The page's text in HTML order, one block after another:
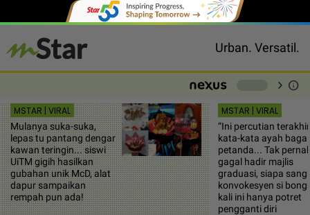
Urban. Versatil.
chevron_right info
MSTAR | VIRAL
Mulanya suka-suka,
lepas tu pantang dengar
kawan teringin... siswi
UiTM gigih hasilkan
gubahan unik McD, alat
dapur sampaikan
rempah pun ada!
MSTAR | VIRAL
“Ini percutian
kata-kata ayah bagai
petanda... Tak
gagal hadir majlis
graduasi, siapa
konvokesyen si
kali ini hanya potret
pengganti diri